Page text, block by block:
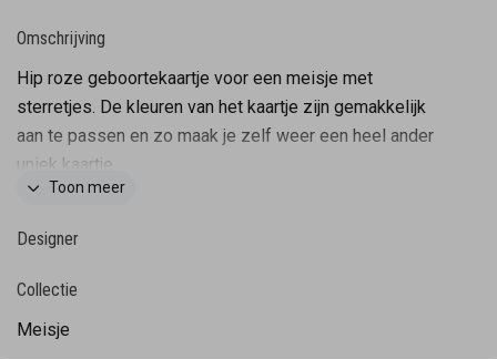
Omschrijving
Hip roze geboortekaartje voor een meisje met
sterretjes. De kleuren van het kaartje zijn gemakkelijk
aan te passen en zo maak je zelf weer een heel ander
uniek kaartje.
Toon meer
Designer
Collectie
Meisje